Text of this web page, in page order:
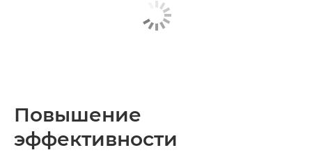
Повышение
эффективности